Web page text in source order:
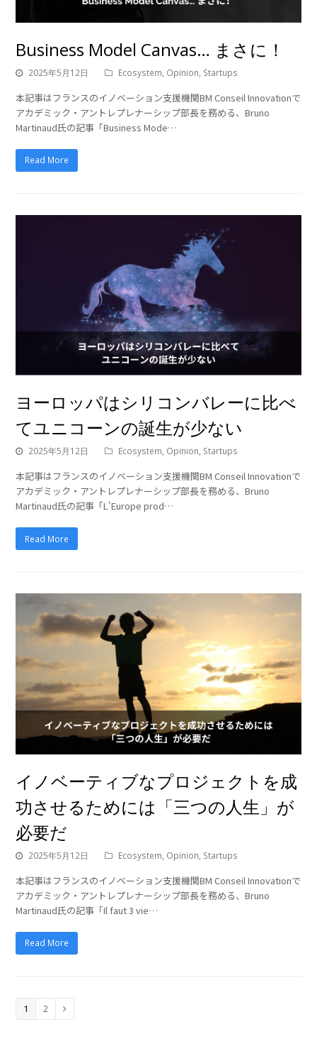
Business Model Canvas… まさに！
2025年5月12日 Ecosystem, Opinion, Startups
本記事はフランスのイノベーション支援機関BM Conseil Innovationで
アカデミック・アントレプレナーシップ部長を務める、Bruno
Martinaud氏の記事「Business Mode…
Read More
ヨーロッパはシリコンバレーに比べ
てユニコーンの誕生が少ない
2025年5月12日 Ecosystem, Opinion, Startups
本記事はフランスのイノベーション支援機関BM Conseil Innovationで
アカデミック・アントレプレナーシップ部長を務める、Bruno
Martinaud氏の記事「L'Europe prod…
Read More
イノベーティブなプロジェクトを成
功させるためには「三つの人生」が
必要だ
2025年5月12日 Ecosystem, Opinion, Startups
本記事はフランスのイノベーション支援機関BM Conseil Innovationで
アカデミック・アントレプレナーシップ部長を務める、Bruno
Martinaud氏の記事「Il faut 3 vie…
Read More
Page
1 Page
2 Next